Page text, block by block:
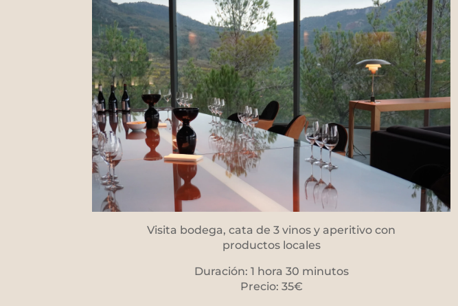
Visita bodega, cata de 3 vinos y aperitivo con
productos locales
Duración: 1 hora 30 minutos
Precio: 35€